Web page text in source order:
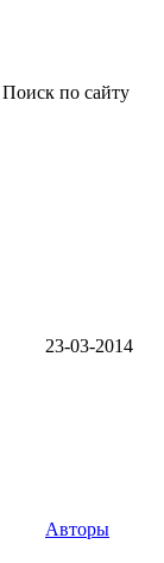
Поиск по сайту
23-03-2014
Авторы